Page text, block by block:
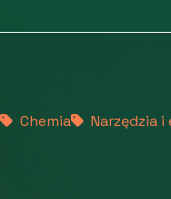
Chemia
Narzędzia